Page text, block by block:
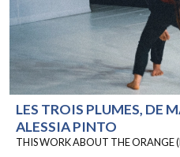
LES TROIS PLUMES, DE
ALESSIA PINTO
THIS WORK ABOUT THE ORANGE